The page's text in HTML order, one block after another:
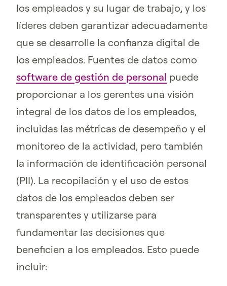
los empleados y su lugar de trabajo, y los
líderes deben garantizar adecuadamente
que se desarrolle la confianza digital de
los empleados. Fuentes de datos como
software de gestión de personal puede
proporcionar a los gerentes una visión
integral de los datos de los empleados,
incluidas las métricas de desempeño y el
monitoreo de la actividad, pero también
la información de identificación personal
(PII). La recopilación y el uso de estos
datos de los empleados deben ser
transparentes y utilizarse para
fundamentar las decisiones que
beneficien a los empleados. Esto puede
incluir: